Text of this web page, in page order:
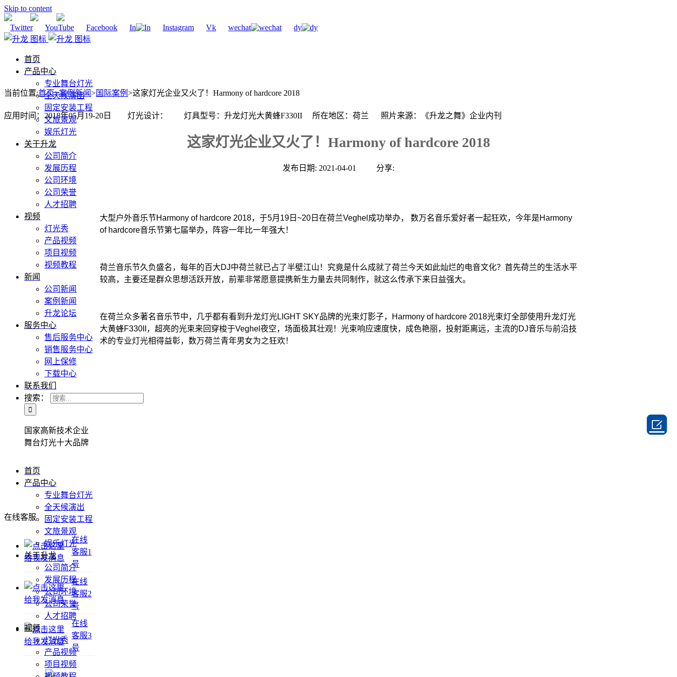
Skip to content
Twitter YouTube Facebook In Instagram Vk wechat dy
首页
产品中心
专业舞台灯光
全天候演出
固定安装工程
文旅景观
娱乐灯光
关于升龙
公司简介
发展历程
公司环境
公司荣誉
人才招聘
视频
灯光秀
产品视频
项目视频
视频教程
新闻
公司新闻
案例新闻
升龙论坛
服务中心
售后服务中心
销售服务中心
网上保修
下载中心
联系我们
搜索：
国家高新技术企业
舞台灯光十大品牌
首页
产品中心
专业舞台灯光
全天候演出
固定安装工程
文旅景观
娱乐灯光
关于升龙
公司简介
发展历程
公司环境
公司荣誉
人才招聘
视频
灯光秀
产品视频
项目视频
当前位置:首页>案例新闻>国际案例 >这家灯光企业又火了！Harmony of hardcore 2018
应用时间：2018年05月19-20日 灯光设计： 灯具型号：升龙灯光大黄蜂F330II 所在地区：荷兰 照片来源：《升龙之舞》企业内刊
这家灯光企业又火了！Harmony of hardcore 2018
发布日期: 2021-04-01 分享:
大型户外音乐节Harmony of hardcore 2018，于5月19日~20日在荷兰Veghel成功举办， 数万名音乐爱好者一起狂欢，今年是Harmony
of hardcore音乐节第七届举办，阵容一年比一年强大！
荷兰音乐节久负盛名，每年的百大DJ中荷兰就已占了半壁江山！究竟是什么成就了荷兰今天如此灿烂的电音文化？首先荷兰的生活水平
较高，主要还是群众思想活跃开放，前辈非常愿意提携新生力量去共同制作，就这么传承下来日益强大。
在荷兰众多著名音乐节中，几乎都有看到升龙灯光LIGHT SKY品牌的光束灯影子，Harmony of hardcore 2018光束灯全部使用升龙灯光
大黄蜂F330II，超亮的光束来回穿梭于Veghel夜空，场面极其壮观！光束响应速度快，成色艳丽，投射距离远，主流的DJ音乐与前沿技
术的专业灯光相得益彰，数万荷兰青年男女为之狂欢！
在线客服
在线
客服1
号
在线
客服2
号
在线
客服3
号
